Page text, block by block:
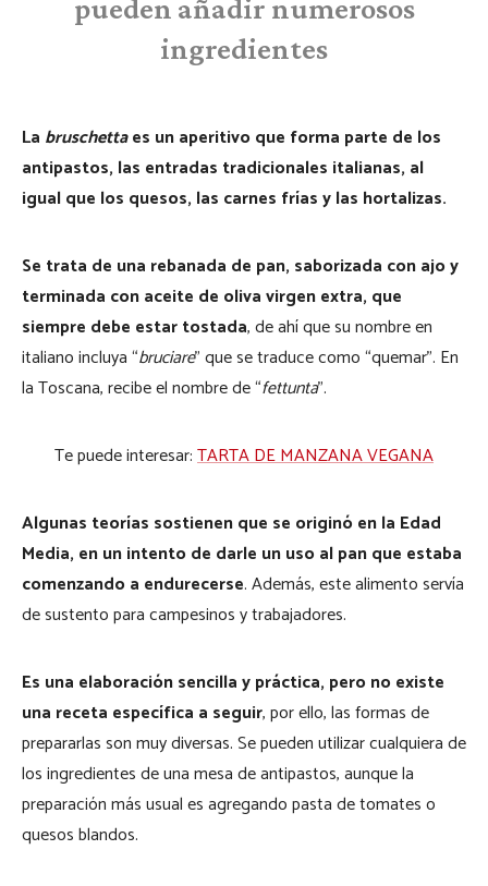
pueden añadir numerosos
ingredientes
La bruschettaes un aperitivo que forma parte de los
antipastos, las entradas tradicionales italianas, al
igual que los quesos, las carnes frías y las hortalizas.
Se trata de una rebanada de pan, saborizada con ajo y
terminada con aceite de oliva virgen extra, que
siempre debe estar tostada, de ahí que su nombre en
italiano incluya“bruciare” que se traduce como“quemar”. En
la Toscana, recibe el nombre de“fettunta”.
Te puede interesar:TARTA DE MANZANA VEGANA
Algunas teorías sostienen que se originó en la Edad
Media, en un intento de darle un uso al pan que estaba
comenzando a endurecerse. Además, este alimento servía
de sustento para campesinos y trabajadores.
Es una elaboración sencilla y práctica, pero no existe
una receta específica a seguir, por ello, las formas de
prepararlas son muy diversas. Se pueden utilizar cualquiera de
los ingredientes de una mesa de antipastos, aunque la
preparación más usual es agregando pasta de tomates o
quesos blandos.